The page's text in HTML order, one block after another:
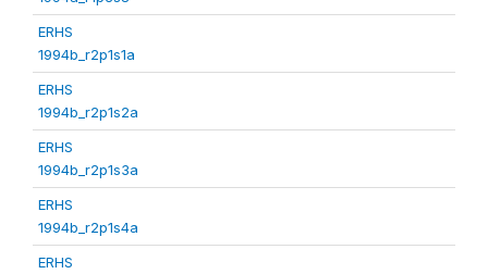
ERHS
1994b_r2p1s1a
ERHS
1994b_r2p1s2a
ERHS
1994b_r2p1s3a
ERHS
1994b_r2p1s4a
ERHS